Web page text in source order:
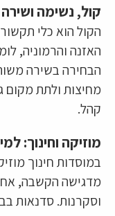
קול, נשימה
הקול הוא כלי
האזנה והרמוניה,
הבחירה בשירה
מחיצות ולתת מקום
קהל.
מוזיקה וחינוך:
במוסדות חינוך
מדגישה הקשבה,
וסקרנות. סדנאות